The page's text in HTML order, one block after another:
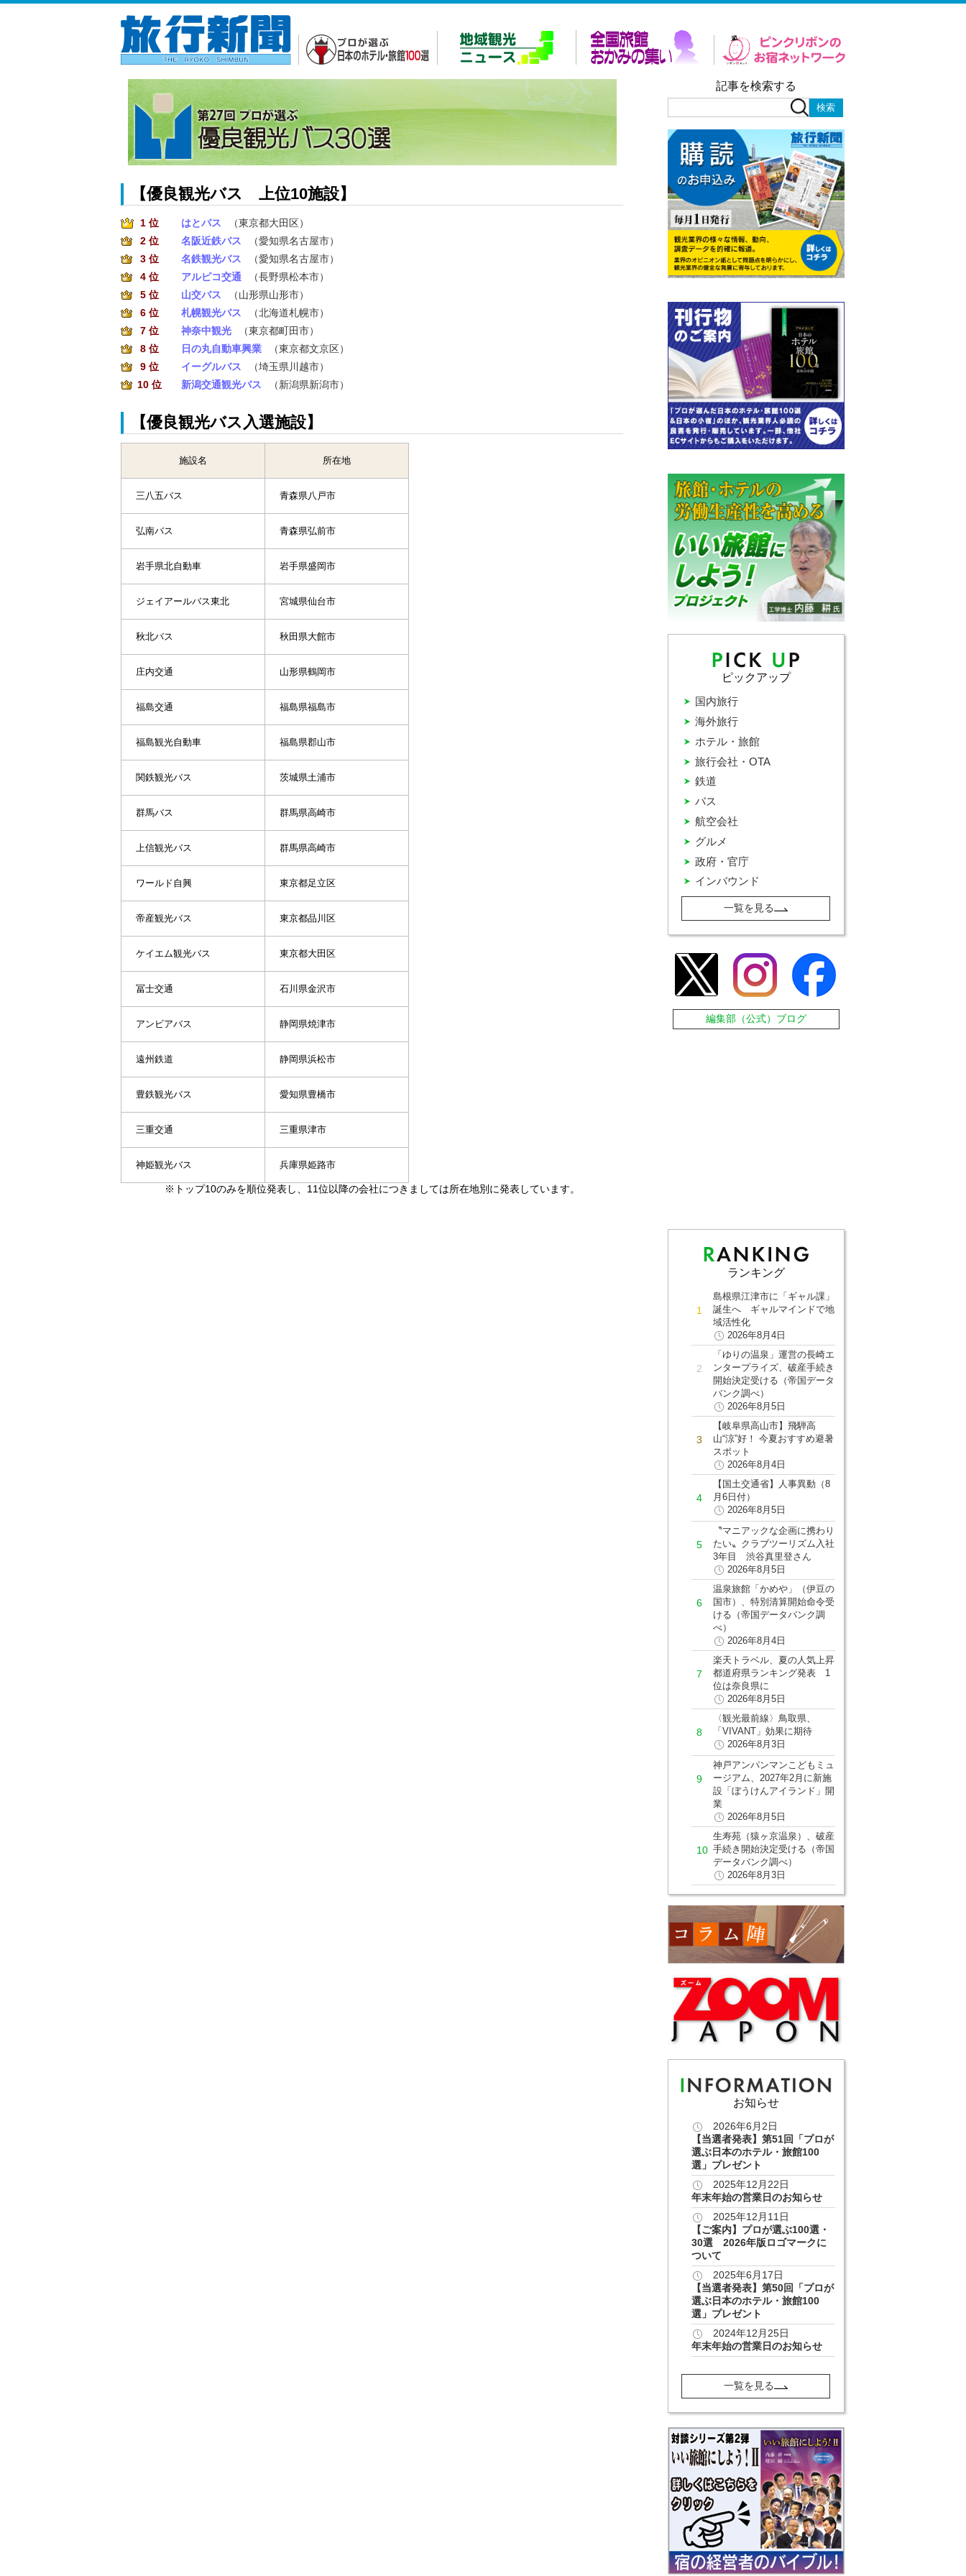
【優良観光バス 上位10施設】
1 位 はとバス
（東京都大田区）
2 位
名阪近鉄バス
（愛知県名古屋市）
3 位
名鉄観光バス
（愛知県名古屋市）
4 位
アルピコ交通
（長野県松本市）
5 位
山交バス
（山形県山形市）
6 位
札幌観光バス
（北海道札幌市）
7 位
神奈中観光
（東京都町田市）
8 位
日の丸自動車興業
（東京都文京区）
9 位
イーグルバス
（埼玉県川越市）
10 位
新潟交通観光バス （新潟県新潟市）
【優良観光バス入選施設】
施設名 所在地
三八五バス 青森県八戸市
弘南バス 青森県弘前市
岩手県北自動車 岩手県盛岡市
ジェイアールバス東北 宮城県仙台市
秋北バス 秋田県大館市
庄内交通 山形県鶴岡市
福島交通 福島県福島市
福島観光自動車 福島県郡山市
関鉄観光バス 茨城県土浦市
群馬バス 群馬県高崎市
上信観光バス 群馬県高崎市
ワールド自興 東京都足立区
帝産観光バス 東京都品川区
ケイエム観光バス 東京都大田区
冨士交通 石川県金沢市
アンビアバス 静岡県焼津市
遠州鉄道 静岡県浜松市
豊鉄観光バス 愛知県豊橋市
三重交通 三重県津市
神姫観光バス 兵庫県姫路市
※トップ10のみを順位発表し、11位以降の会社につきましては所在地別に発表しています。
記事を検索する
ピックアップ
インバウンド
グルメ
バス
ホテル・旅館
国内旅行
政府・官庁
旅行会社・OTA
海外旅行
航空会社
鉄道
一覧を見る
編集部（公式）ブログ
ランキング
島根県江津市に「ギャル課」
誕生へ ギャルマインドで地
域活性化
2026年8月4日
「ゆりの温泉」運営の長崎エ
ンタープライズ、破産手続き
開始決定受ける（帝国データ
バンク調べ）
2026年8月5日
【岐阜県高山市】飛騨高
山“涼”好！ 今夏おすすめ避暑
スポット
2026年8月4日
【国土交通省】人事異動（8
月6日付）
2026年8月5日
〝マニアックな企画に携わり
たい〟クラブツーリズム入社
3年目 渋谷真里登さん
2026年8月5日
温泉旅館「かめや」（伊豆の
国市）、特別清算開始命令受
ける（帝国データバンク調
べ）
2026年8月4日
楽天トラベル、夏の人気上昇
都道府県ランキング発表 1
位は奈良県に
2026年8月5日
〈観光最前線〉鳥取県、
「VIVANT」効果に期待
2026年8月3日
神戸アンパンマンこどもミュ
ージアム、2027年2月に新施
設「ぼうけんアイランド」開
業
2026年8月5日
生寿苑（猿ヶ京温泉）、破産
手続き開始決定受ける（帝国
データバンク調べ）
2026年8月3日
お知らせ
2026年6月2日
【当選者発表】第51回「プロが
選ぶ日本のホテル・旅館100
選」プレゼント
2025年12月22日
年末年始の営業日のお知らせ
2025年12月11日
【ご案内】プロが選ぶ100選・
30選 2026年版ロゴマークに
ついて
2025年6月17日
【当選者発表】第50回「プロが
選ぶ日本のホテル・旅館100
選」プレゼント
2024年12月25日
年末年始の営業日のお知らせ
一覧を見る